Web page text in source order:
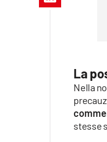
La
Nella
stesse